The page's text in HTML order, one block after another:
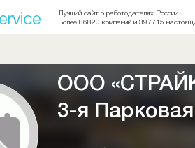
Лучший сайт о работодателях России.
Более 86820 компаний и 397715
ООО
3-я Парковая